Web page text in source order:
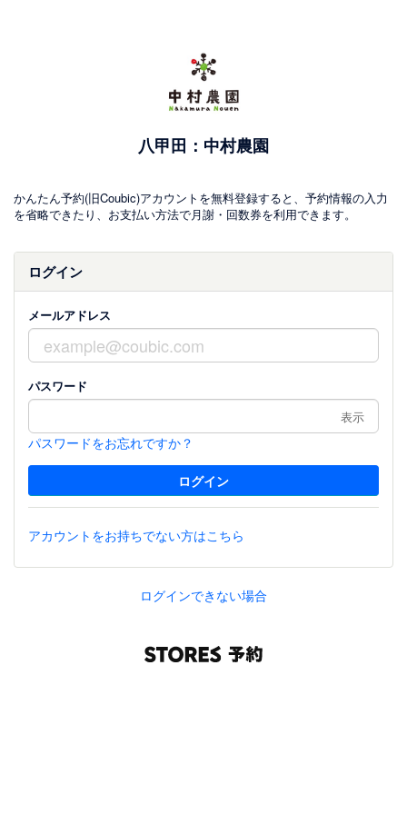
八甲田：中村農園
かんたん予約(旧Coubic)アカウントを無料登録すると、予約情報の入力
を省略できたり、お支払い方法で月謝・回数券を利用できます。
ログイン
メールアドレス
パスワード
表示
パスワードをお忘れですか？
アカウントをお持ちでない方はこちら
ログインできない場合